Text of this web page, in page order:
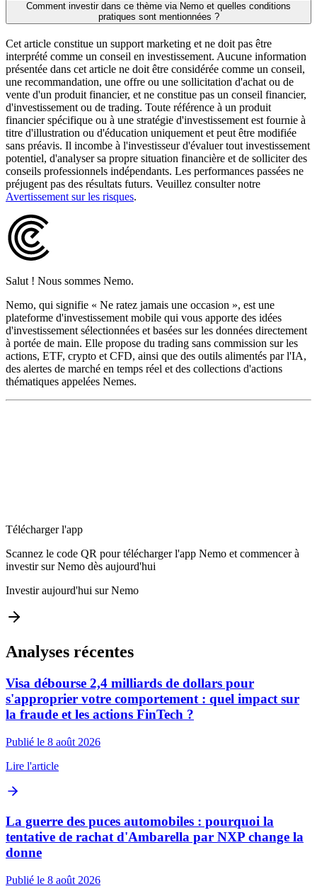
Comment investir dans ce thème via Nemo et quelles conditions
pratiques sont mentionnées ?
Cet article constitue un support marketing et ne doit pas être
interprété comme un conseil en investissement. Aucune information
présentée dans cet article ne doit être considérée comme un conseil,
une recommandation, une offre ou une sollicitation d'achat ou de
vente d'un produit financier, et ne constitue pas un conseil financier,
d'investissement ou de trading. Toute référence à un produit
financier spécifique ou à une stratégie d'investissement est fournie à
titre d'illustration ou d'éducation uniquement et peut être modifiée
sans préavis. Il incombe à l'investisseur d'évaluer tout investissement
potentiel, d'analyser sa propre situation financière et de solliciter des
conseils professionnels indépendants. Les performances passées ne
préjugent pas des résultats futurs. Veuillez consulter notre
Avertissement sur les risques.
Salut ! Nous sommes Nemo.
Nemo, qui signifie « Ne ratez jamais une occasion », est une
plateforme d'investissement mobile qui vous apporte des idées
d'investissement sélectionnées et basées sur les données directement
à portée de main. Elle propose du trading sans commission sur les
actions, ETF, crypto et CFD, ainsi que des outils alimentés par l'IA,
des alertes de marché en temps réel et des collections d'actions
thématiques appelées Nemes.
Télécharger l'app
Scannez le code QR pour télécharger l'app Nemo et commencer à
investir sur Nemo dès aujourd'hui
Investir aujourd'hui sur Nemo
Analyses récentes
Visa débourse 2,4 milliards de dollars pour
s'approprier votre comportement : quel impact sur
la fraude et les actions FinTech ?
Publié le 8 août 2026
Lire l'article
La guerre des puces automobiles : pourquoi la
tentative de rachat d'Ambarella par NXP change la
donne
Publié le 8 août 2026